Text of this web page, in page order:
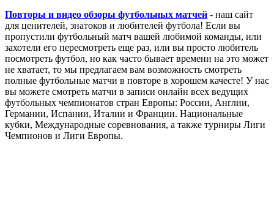
Повторы и видео обзоры футбольных матчей - наш сайт
для ценителей, знатоков и любителей футбола! Если вы
пропустили футбольный матч вашей любимой команды, или
захотели его пересмотреть еще раз, или вы просто любитель
посмотреть футбол, но как часто бывает времени на это может
не хватает, то мы предлагаем вам возможность смотреть
полные футбольные матчи в повторе в хорошем качесте! У нас
вы можете смотреть матчи в записи онлайн всех ведущих
футбольных чемпионатов стран Европы: России, Англии,
Германии, Испании, Италии и Франции. Национальные
кубки, Международные соревнования, а также турниры Лиги
Чемпионов и Лиги Европы.